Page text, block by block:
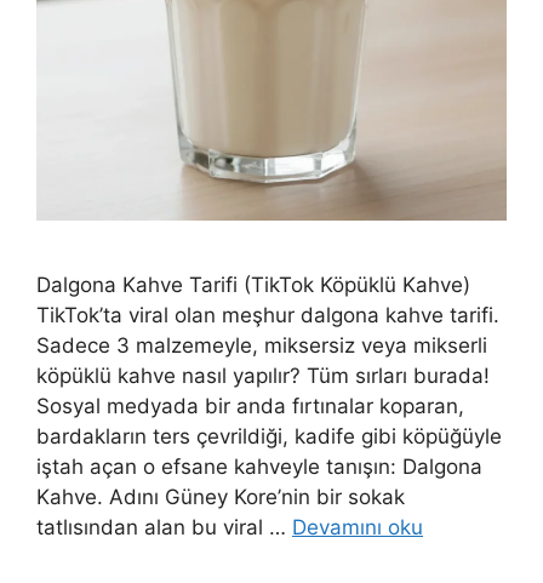
Dalgona Kahve Tarifi (TikTok Köpüklü Kahve)
TikTok’ta viral olan meşhur dalgona kahve tarifi.
Sadece 3 malzemeyle, miksersiz veya mikserli
köpüklü kahve nasıl yapılır? Tüm sırları burada!
Sosyal medyada bir anda fırtınalar koparan,
bardakların ters çevrildiği, kadife gibi köpüğüyle
iştah açan o efsane kahveyle tanışın: Dalgona
Kahve. Adını Güney Kore’nin bir sokak
tatlısından alan bu viral … Devamını oku